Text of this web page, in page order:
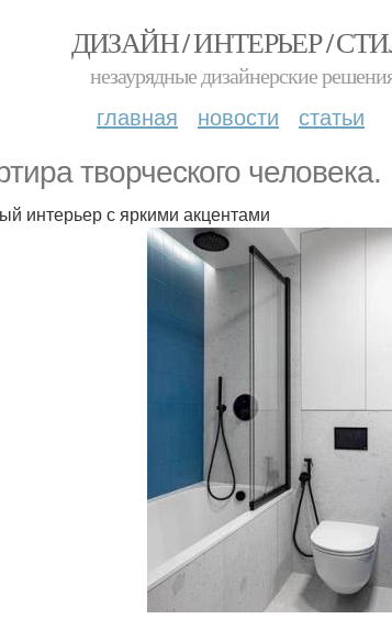
ДИЗАЙН / ИНТЕРЬЕР /
незаурядные дизайнерские
главная новости статьи
творческого человека.
интерьер с яркими акцентами